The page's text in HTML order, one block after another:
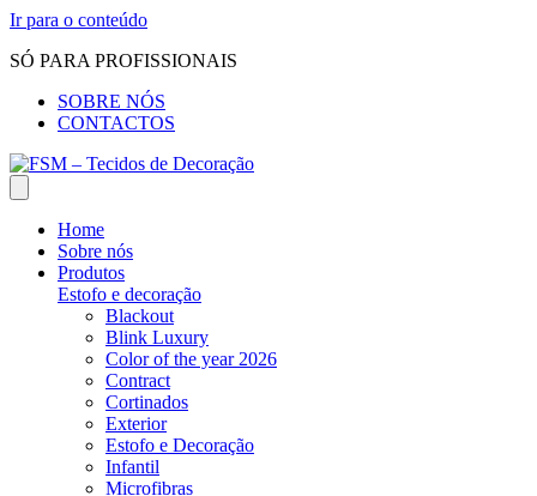
Ir para o conteúdo
SÓ PARA PROFISSIONAIS
SOBRE NÓS
CONTACTOS
Home
Sobre nós
Produtos
Estofo e decoração
Blackout
Blink Luxury
Color of the year 2026
Contract
Cortinados
Exterior
Estofo e Decoração
Infantil
Microfibras